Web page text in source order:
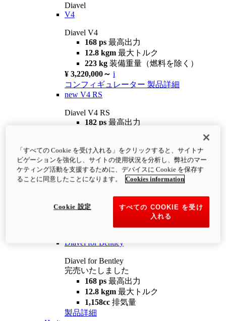
Diavel
V4
Diavel V4
168 ps 最高出力
12.8 kgm 最大トルク
223 kg 装備重量（燃料を除く）
¥ 3,220,000～ i
コンフィギュレーター 製品詳細
new V4 RS
Diavel V4 RS
182 ps 最高出力
¥4,400,000 i
コンフィギュレーター 製品詳細
newV4 RS 100
12.2 kgm
最大トルク
装備重量（燃料を除く）
Diavel for Bentley
Diavel for Bentley
完売いたしました
168 ps 最高出力
12.8 kgm 最大トルク
1,158cc 排気量
製品詳細
「すべての Cookie を受け入れる」をクリックすると、サイトナ
ビゲーションを強化し、サイトの使用状況を分析し、弊社のマー
ケティング活動を支援するために、デバイスに Cookie を保存す
ることに同意したことになります。
Cookies information
すべての COOKIE を受け
入れる
Cookie 設定